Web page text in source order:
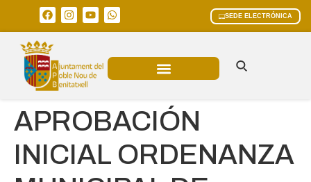
SEDE ELECTRÓNICA
APROBACIÓN
INICIAL ORDENANZA